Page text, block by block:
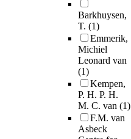
Barkhuysen,
T. (1)
Emmerik,
Michiel
Leonard van
(1)
Kempen,
P. H. P. H.
M. C. van (1)
F.M. van
Asbeck